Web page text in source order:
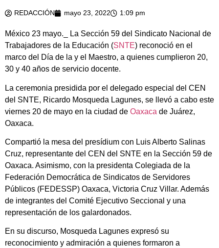
REDACCIÓN mayo 23, 2022 1:09 pm
México 23 mayo._ La Sección 59 del Sindicato Nacional de
Trabajadores de la Educación (SNTE) reconoció en el
marco del Día de la y el Maestro, a quienes cumplieron 20,
30 y 40 años de servicio docente.
La ceremonia presidida por el delegado especial del CEN
del SNTE, Ricardo Mosqueda Lagunes, se llevó a cabo este
viernes 20 de mayo en la ciudad de Oaxaca de Juárez,
Oaxaca.
Compartió la mesa del presídium con Luis Alberto Salinas
Cruz, representante del CEN del SNTE en la Sección 59 de
Oaxaca. Asimismo, con la presidenta Colegiada de la
Federación Democrática de Sindicatos de Servidores
Públicos (FEDESSP) Oaxaca, Victoria Cruz Villar. Además
de integrantes del Comité Ejecutivo Seccional y una
representación de los galardonados.
En su discurso, Mosqueda Lagunes expresó su
reconocimiento y admiración a quienes formaron a